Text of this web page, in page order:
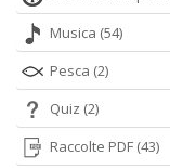
Musica (54)
Pesca (2)
Quiz (2)
Raccolte PDF (43)